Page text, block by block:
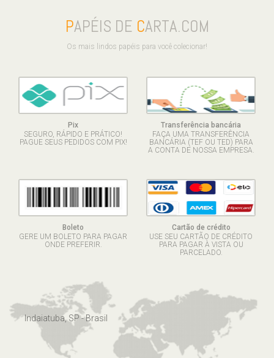
PAPÉIS DE CARTA.COM
Os mais lindos papéis para você colecionar!
Pix
SEGURO, RÁPIDO E PRÁTICO!
PAGUE SEUS PEDIDOS COM PIX!
Transferência bancária
FAÇA UMA TRANSFERÊNCIA
BANCÁRIA (TEF OU TED) PARA
A CONTA DE NOSSA EMPRESA.
Boleto
GERE UM BOLETO PARA PAGAR
ONDE PREFERIR.
Cartão de crédito
USE SEU CARTÃO DE CRÉDITO
PARA PAGAR À VISTA OU
PARCELADO.
Indaiatuba, SP - Brasil